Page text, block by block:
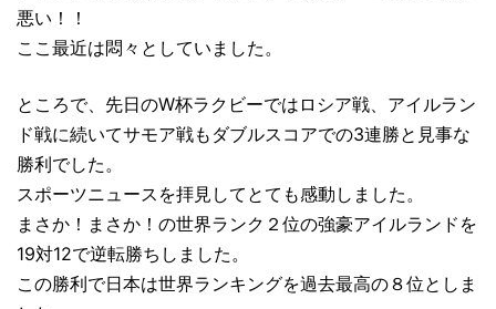
悪い！！
ここ最近は悶々としていました。
ところで、先日のW杯ラクビーではロシア戦、アイルラン
ド戦に続いてサモア戦もダブルスコアでの3連勝と見事な
勝利でした。
スポーツニュースを拝見してとても感動しました。
まさか！まさか！の世界ランク２位の強豪アイルランドを
19対12で逆転勝ちしました。
この勝利で日本は世界ランキングを過去最高の８位としま